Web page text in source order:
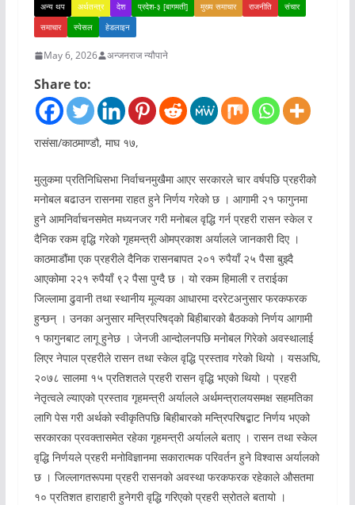
अन्य थप अर्थतन्त्र देश प्रदेश-३ [बागमती] मुख्य समाचार राजनीति
संचार
समाचार
स्पेसल हेडलाइन
May 6, 2026 अन्जनराज न्यौपाने
Share to:
रासंसा/काठमाण्डौ, माघ १७,
मुलुकमा प्रतिनिधिसभा निर्वाचनमुखैमा आएर सरकारले चार वर्षपछि प्रहरीको
मनोबल बढाउन रासनमा राहत हुने निर्णय गरेको छ । आगामी २१ फागुनमा
हुने आमनिर्वाचनसमेत मध्यनजर गरी मनोबल वृद्धि गर्न प्रहरी रासन स्केल र
दैनिक रकम वृद्धि गरेको गृहमन्त्री ओमप्रकाश अर्यालले जानकारी दिए ।
काठमाडौंमा एक प्रहरीले दैनिक रासनबापत २०१ रुपैयाँ २५ पैसा बुझ्दै
आएकोमा २२१ रुपैयाँ ९२ पैसा पुग्दै छ । यो रकम हिमाली र तराईका
जिल्लामा ढुवानी तथा स्थानीय मूल्यका आधारमा दररेटअनुसार फरकफरक
हुन्छन् । उनका अनुसार मन्त्रिपरिषद्को बिहीबारको बैठकको निर्णय आगामी
१ फागुनबाट लागू हुनेछ । जेनजी आन्दोलनपछि मनोबल गिरेको अवस्थालाई
लिएर नेपाल प्रहरीले रासन तथा स्केल वृद्धि प्रस्ताव गरेको थियो । यसअघि,
२०७८ सालमा १५ प्रतिशतले प्रहरी रासन वृद्धि भएको थियो । प्रहरी
नेतृत्वले ल्याएको प्रस्ताव गृहमन्त्री अर्यालले अर्थमन्त्रालयसमक्ष सहमतिका
लागि पेस गरी अर्थको स्वीकृतिपछि बिहीबारको मन्त्रिपरिषद्बाट निर्णय भएको
सरकारका प्रवक्तासमेत रहेका गृहमन्त्री अर्यालले बताए । रासन तथा स्केल
वृद्धि निर्णयले प्रहरी मनोविज्ञानमा सकारात्मक परिवर्तन हुने विश्वास अर्यालको
छ । जिल्लागतरूपमा प्रहरी रासनको अवस्था फरकफरक रहेकाले औसतमा
१० प्रतिशत हाराहारी हुनेगरी वृद्धि गरिएको प्रहरी स्रोतले बतायो ।